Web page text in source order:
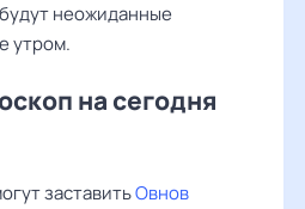
неожиданные
утром.
на сегодня
заставитьОвнов